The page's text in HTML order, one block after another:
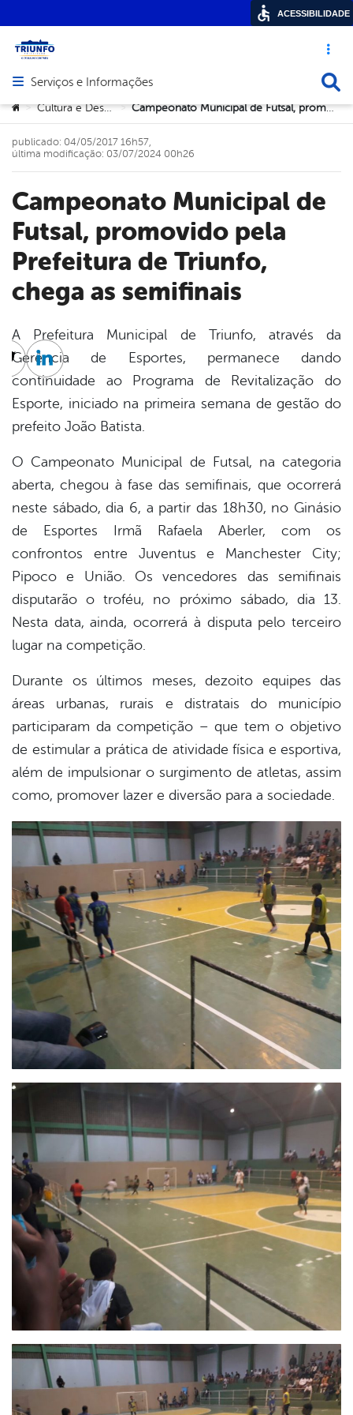
Acesso
Abrir menu principal de navegação
Serviços e Informações
Você está aqui:
> Cultura e Desportos > Campeonato Municipal de Futsal, promovido pela Prefeitura de Triunfo, chega as semifinais
Campeonato Municipal de
Futsal, promovido pela
Prefeitura de Triunfo,
chega as semifinais
publicado: 04/05/2017 16h57,
última modificação: 03/07/2024 00h26
A Prefeitura Municipal de Triunfo, através da
Gerência de Esportes, permanece dando
continuidade ao Programa de Revitalização do
Esporte, iniciado na primeira semana de gestão do
prefeito João Batista.
O Campeonato Municipal de Futsal, na categoria
aberta, chegou à fase das semifinais, que ocorrerá
neste sábado, dia 6, a partir das 18h30, no Ginásio
de Esportes Irmã Rafaela Aberler, com os
confrontos entre Juventus e Manchester City;
Pipoco e União. Os vencedores das semifinais
disputarão o troféu, no próximo sábado, dia 13.
Nesta data, ainda, ocorrerá à disputa pelo terceiro
lugar na competição.
Durante os últimos meses, dezoito equipes das
áreas urbanas, rurais e distratais do município
participaram da competição – que tem o objetivo
de estimular a prática de atividade física e esportiva,
além de impulsionar o surgimento de atletas, assim
como, promover lazer e diversão para a sociedade.
TwitterLinkedin
ACESSIBILIDADE